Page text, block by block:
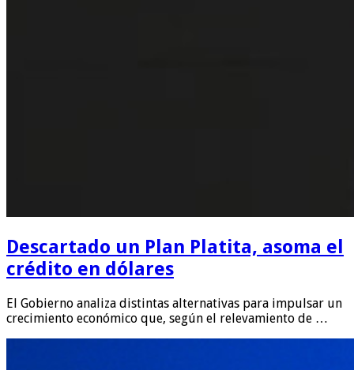
Descartado un Plan Platita, asoma el
crédito en dólares
El Gobierno analiza distintas alternativas para impulsar un
crecimiento económico que, según el relevamiento de …